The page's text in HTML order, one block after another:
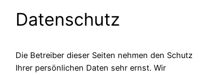
Datenschutz
Die Betreiber dieser Seiten nehmen den Schutz
Ihrer persönlichen Daten sehr ernst. Wir